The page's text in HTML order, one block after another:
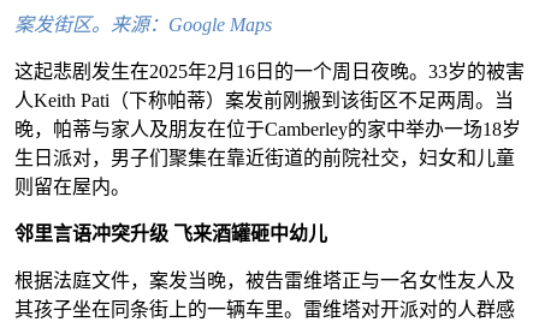
案发街区。来源：Google Maps
这起悲剧发生在2025年2月16日的一个周日夜晚。33岁的被害
人Keith Pati（下称帕蒂）案发前刚搬到该街区不足两周。当
晚，帕蒂与家人及朋友在位于Camberley的家中举办一场18岁
生日派对，男子们聚集在靠近街道的前院社交，妇女和儿童
则留在屋内。
邻里言语冲突升级 飞来酒罐砸中幼儿
根据法庭文件，案发当晚，被告雷维塔正与一名女性友人及
其孩子坐在同条街上的一辆车里。雷维塔对开派对的人群感